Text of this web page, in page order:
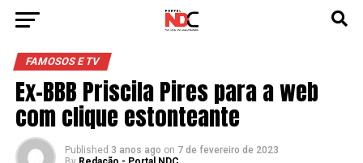
FAMOSOS E TV
Ex-BBB Priscila Pires para a web
com clique estonteante
Published 3 anos ago on 7 de fevereiro de 2023